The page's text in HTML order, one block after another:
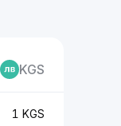
KGS
1 KGS